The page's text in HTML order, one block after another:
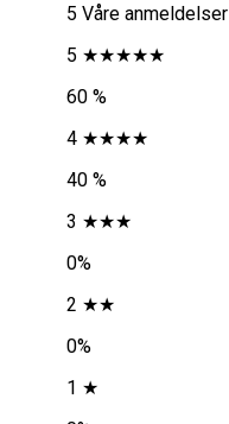
5 Våre anmeldelser
5 ★★★★★
60 %
4 ★★★★
40 %
3 ★★★
0%
2 ★★
0%
1 ★